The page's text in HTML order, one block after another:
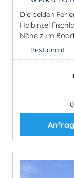
Die beiden
Halbinsel
Nähe zum
Restaurant